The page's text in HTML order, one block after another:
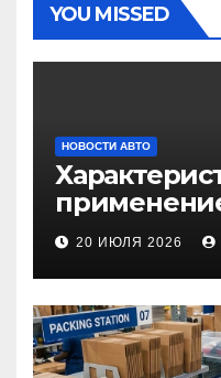
YOU MISSED
НОВОСТИ АВТО
99.35050
20 ИЮЛЯ 2026